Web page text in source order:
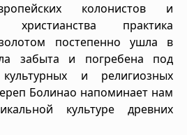
колонистов и
христианства практика
постепенно ушла в
забыта и погребена под
и религиозных
Болинао напоминает нам
культуре древних